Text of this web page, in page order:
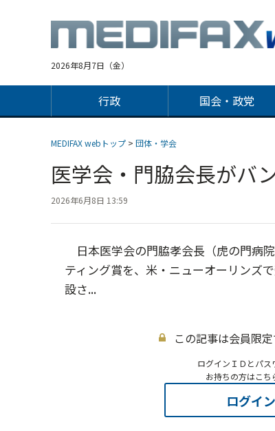
2026年8月7日（金）
行政 国会・政党
MEDIFAX webトップ > 団体・学会
医学会・門脇会長が
2026年6月8日 13:59
日本医学会の門脇孝会長（虎の門病
ティング賞を、米・ニューオーリンズ
設さ...
この記事は会員限
ログインＩＤとパス
お持ちの方はこち
ログイン